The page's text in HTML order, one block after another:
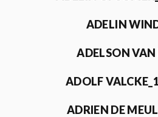
ADELIN
ADELSON VAN
ADOLF
ADRIEN DE